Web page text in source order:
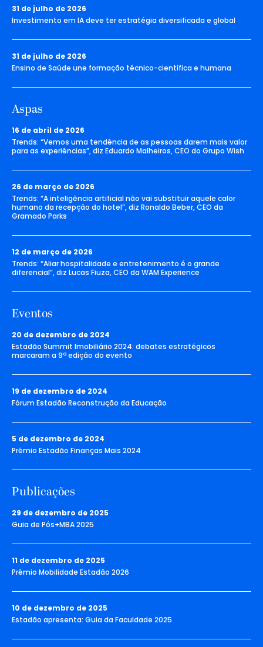
31 de julho de 2026
Investimento em IA deve ter estratégia diversificada e global
31 de julho de 2026
Ensino de Saúde une formação técnico-científica e humana
Aspas
16 de abril de 2026
Trends: “Vemos uma tendência de as pessoas darem mais valor
para as experiências”, diz Eduardo Malheiros, CEO do Grupo Wish
26 de março de 2026
Trends: “A inteligência artificial não vai substituir aquele calor
humano da recepção do hotel”, diz Ronaldo Beber, CEO da
Gramado Parks
12 de março de 2026
Trends: “Aliar hospitalidade e entretenimento é o grande
diferencial”, diz Lucas Fiuza, CEO da WAM Experience
Eventos
20 de dezembro de 2024
Estadão Summit Imobiliário 2024: debates estratégicos
marcaram a 9ª edição do evento
19 de dezembro de 2024
Fórum Estadão Reconstrução da Educação
5 de dezembro de 2024
Prêmio Estadão Finanças Mais 2024
Publicações
29 de dezembro de 2025
Guia de Pós+MBA 2025
11 de dezembro de 2025
Prêmio Mobilidade Estadão 2026
10 de dezembro de 2025
Estadão apresenta: Guia da Faculdade 2025